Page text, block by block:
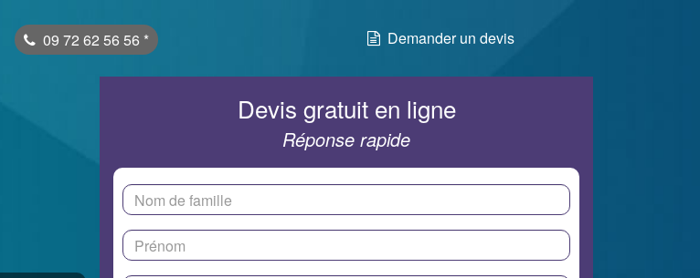
09 72 62 56 56 * Demander un devis
Devis gratuit en ligne
Réponse rapide